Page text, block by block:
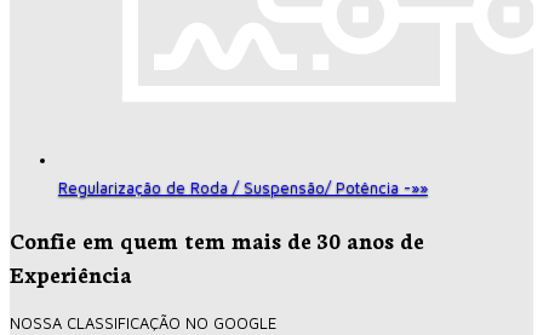
Regularização de Roda / Suspensão/ Potência -»»
Confie em quem tem mais de 30 anos de
Experiência
NOSSA CLASSIFICAÇÃO NO GOOGLE